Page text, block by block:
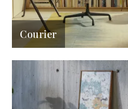
Courier